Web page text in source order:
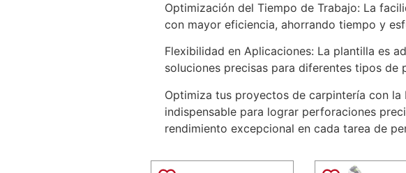
Optimización del Tiempo de Trabajo: La
con mayor eficiencia, ahorrando tiempo y
Flexibilidad en Aplicaciones: La plantilla es
soluciones precisas para diferentes tipos de
Optimiza tus proyectos de carpintería con la
indispensable para lograr perforaciones
rendimiento excepcional en cada tarea de